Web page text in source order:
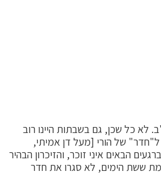
לא כל שכן, גם בשבתות היינו רוב
ל"חדר" של הורי [מעל דן אמיתי,
הבאים איני זוכר, והזיכרון הבהיר
ששת הימים, לא סגרו את חדר